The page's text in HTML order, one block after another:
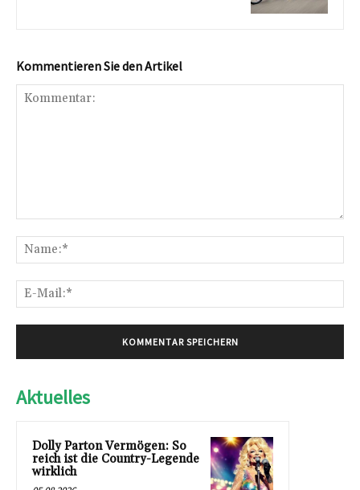
Kommentieren Sie den Artikel
Aktuelles
Dolly Parton Vermögen: So
reich ist die Country-Legende
wirklich